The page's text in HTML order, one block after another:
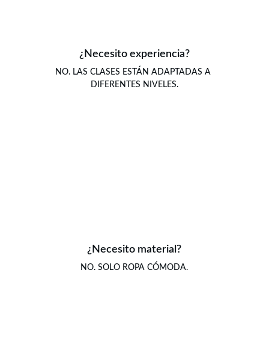
¿Necesito experiencia?
NO. LAS CLASES ESTÁN ADAPTADAS A
DIFERENTES NIVELES.
¿Necesito material?
NO. SOLO ROPA CÓMODA.